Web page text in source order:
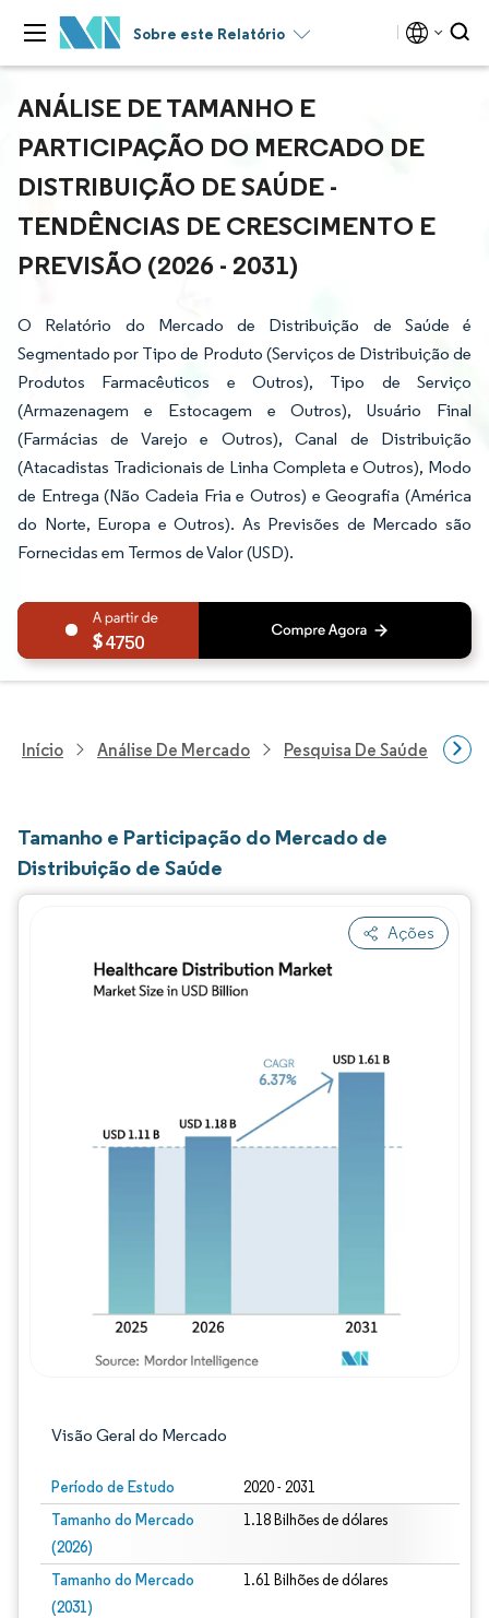
Sobre este Relatório
ANÁLISE DE TAMANHO E
PARTICIPAÇÃO DO MERCADO DE
DISTRIBUIÇÃO DE SAÚDE -
TENDÊNCIAS DE CRESCIMENTO E
PREVISÃO (2026 - 2031)
O Relatório do Mercado de Distribuição de Saúde é
Segmentado por Tipo de Produto (Serviços de Distribuição de
Produtos Farmacêuticos e Outros), Tipo de Serviço
(Armazenagem e Estocagem e Outros), Usuário Final
(Farmácias de Varejo e Outros), Canal de Distribuição
(Atacadistas Tradicionais de Linha Completa e Outros), Modo
de Entrega (Não Cadeia Fria e Outros) e Geografia (América
do Norte, Europa e Outros). As Previsões de Mercado são
Fornecidas em Termos de Valor (USD).
4750
Início Análise De Mercado Pesquisa De Saúde
Tamanho e Participação do Mercado de
Distribuição de Saúde
Ações
Visão Geral do Mercado
Período de Estudo 2020 - 2031
Tamanho do Mercado
(2026)
1.18 Bilhões de dólares
Tamanho do Mercado
(2031)
1.61 Bilhões de dólares